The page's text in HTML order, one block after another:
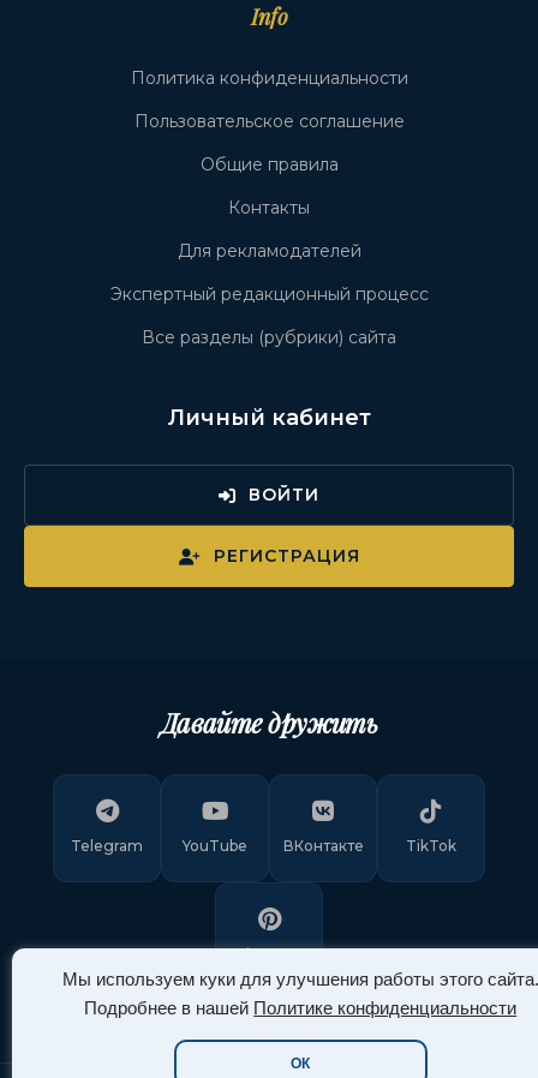
Мы используем куки для улучшения работы этого сайта.
Подробнее в нашей Политике конфиденциальности
ОК
Info
Политика конфиденциальности
Пользовательское соглашение
Общие правила
Контакты
Для рекламодателей
Экспертный редакционный процесс
Все разделы (рубрики) сайта
Личный кабинет
ВОЙТИ
РЕГИСТРАЦИЯ
Давайте дружить
Telegram YouTube ВКонтакте TikTok
Pinterest